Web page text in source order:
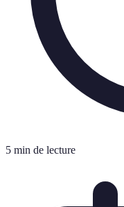
5 min de lecture